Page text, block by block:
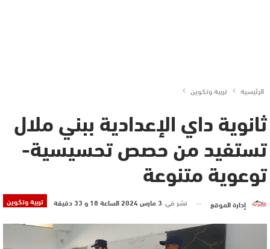
الرئيسية تربية وتكوين
ثانوية داي الإعدادية ببني ملال
تستفيد من حصص تحسيسية-
توعوية متنوعة
تربية وتكوين إدارة الموقع نشر في 3 مارس 2024 الساعة 18 و 33 دقيقة